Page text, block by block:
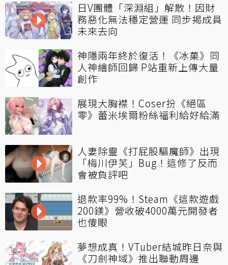
日V團體「深淵組」解散！因財
務惡化無法穩定營運 同步揭成員
未來去向
神隱兩年終於復活！《冰菓》同
人神繪師回歸 P站重新上傳大量
創作
展現大胸襟！Coser扮《絕區
零》蕾米埃爾粉絲福利給好給滿
人妻除靈《打屁股驅魔師》出現
「梅川伊芙」Bug！這修了反而
會被負評吧
退款率99%！Steam《這款遊戲
200鎂》營收破4000萬元開發者
也傻眼
夢想成真！VTuber結城昨日奈與
《刀劍神域》推出聯動周邊